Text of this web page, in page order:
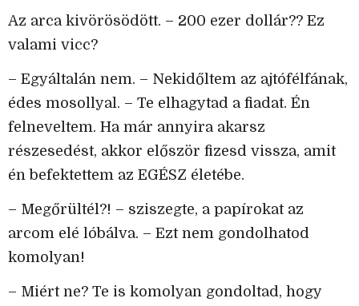
Az arca kivörösödött. – 200 ezer dollár?? Ez
valami vicc?
– Egyáltalán nem. – Nekidőltem az ajtófélfának,
édes mosollyal. – Te elhagytad a fiadat. Én
felneveltem. Ha már annyira akarsz
részesedést, akkor először fizesd vissza, amit
én befektettem az EGÉSZ életébe.
– Megőrültél?! – sziszegte, a papírokat az
arcom elé lóbálva. – Ezt nem gondolhatod
komolyan!
– Miért ne? Te is komolyan gondoltad, hogy